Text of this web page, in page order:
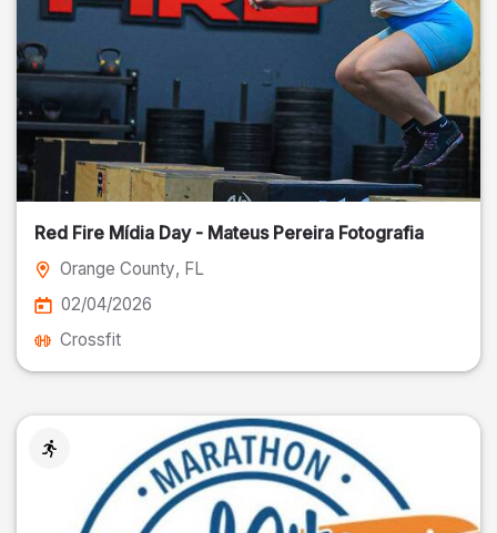
Red Fire Mídia Day - Mateus Pereira Fotografia
Orange County, FL
02/04/2026
Crossfit